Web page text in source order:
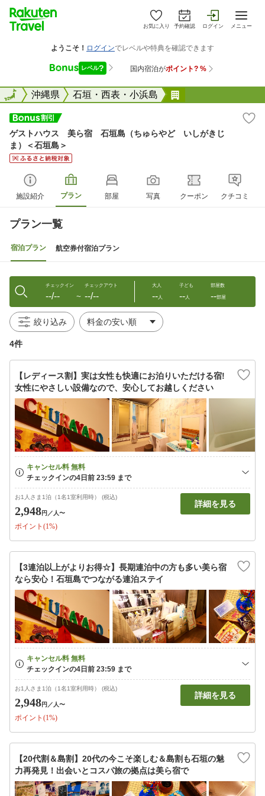
お気に入り 予約確認 ログイン メニュー
全国沖縄県 石垣・西表・小浜島
全国
ゲストハウス 美ら宿 石垣島（ちゅらやど いしがきじ
ま）＜石垣島＞
施設紹介 プラン 部屋 写真 クーポン クチコミ
プラン一覧
宿泊プラン 航空券付宿泊プラン
チェックイン
--/-- 〜
チェックアウト
--/--
大人
--人
子ども
--人
部屋数
--部屋
絞り込み
4件
【レディース割】実は女性も快適にお泊りいただける宿!
女性にやさしい設備なので、安心してお越しください
お1人さま1泊（1名1室利用時） (税込)
2,948円 ／人〜
ポイント(1%)
詳細を見る
【3連泊以上がよりお得☆】長期連泊中の方も多い美ら宿
なら安心！石垣島でつながる連泊ステイ
お1人さま1泊（1名1室利用時） (税込)
2,948円 ／人〜
ポイント(1%)
詳細を見る
【20代割＆島割】20代の今こそ楽しむ＆島割も石垣の魅
力再発見！出会いとコスパ旅の拠点は美ら宿で